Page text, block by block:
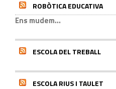
ROBÒTICA EDUCATIVA
Ens mudem...
ESCOLA DEL TREBALL
ESCOLA RIUS I TAULET